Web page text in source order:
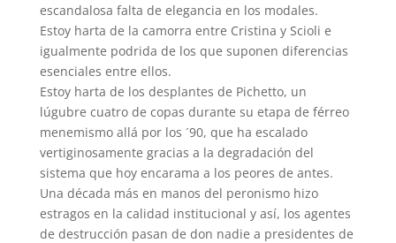
escandalosa falta de elegancia en los modales.
Estoy harta de la camorra entre Cristina y Scioli e
igualmente podrida de los que suponen diferencias
esenciales entre ellos.
Estoy harta de los desplantes de Pichetto, un
lúgubre cuatro de copas durante su etapa de férreo
menemismo allá por los ´90, que ha escalado
vertiginosamente gracias a la degradación del
sistema que hoy encarama a los peores de antes.
Una década más en manos del peronismo hizo
estragos en la calidad institucional y así, los agentes
de destrucción pasan de don nadie a presidentes de